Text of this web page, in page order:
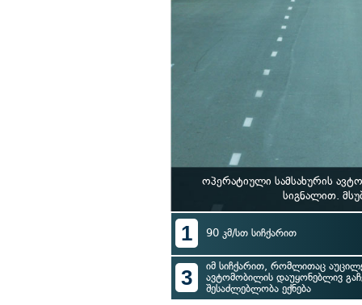
ოპერატიული სამსახურის
სიგნალით.
1 90 კმ/სთ სიჩქარით
3
იმ სიჩქარით, რომლითაც
ავტომობილის დაუყონებლივ
შესაძლებლობა ექნება